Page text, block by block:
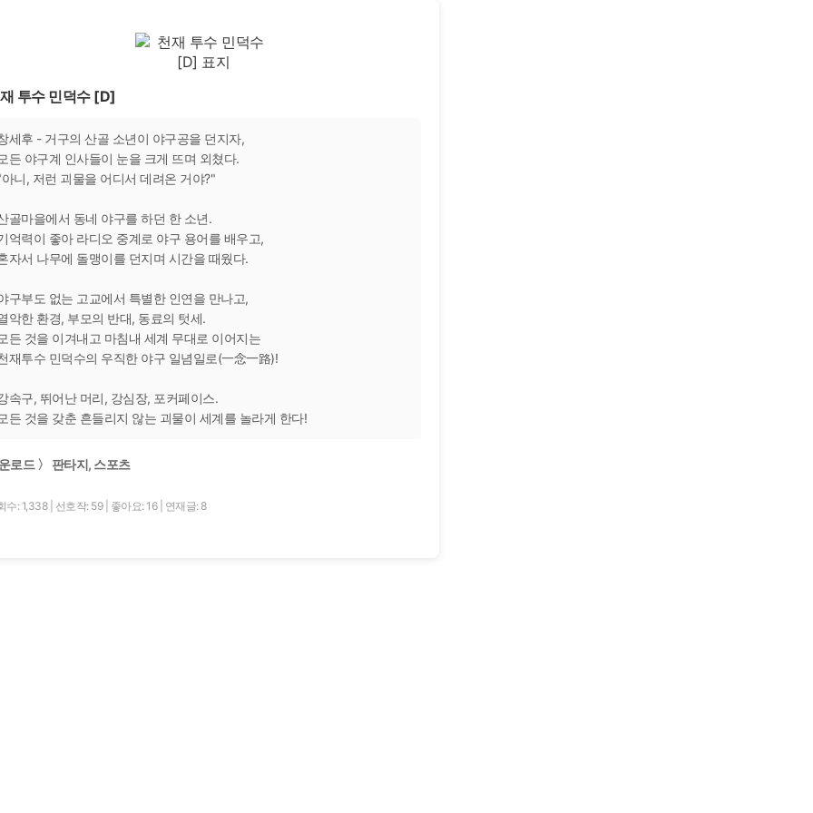
투수 민덕수 [D]
세후 - 거구의 산골 소년이 야구공을 던지자,
든 야구계 인사들이 눈을 크게 뜨며 외쳤다.
니, 저런 괴물을 어디서 데려온 거야?"
골마을에서 동네 야구를 하던 한 소년.
억력이 좋아 라디오 중계로 야구 용어를 배우고,
자서 나무에 돌맹이를 던지며 시간을 때웠다.
구부도 없는 고교에서 특별한 인연을 만나고,
악한 환경, 부모의 반대, 동료의 텃세.
든 것을 이겨내고 마침내 세계 무대로 이어지는
재투수 민덕수의 우직한 야구 일념일로(一念一路)!
속구, 뛰어난 머리, 강심장, 포커페이스.
든 것을 갖춘 흔들리지 않는 괴물이 세계를 놀라게 한다!
로드 〉 판타지, 스포츠
수: 1,338 선호작: 59 좋아요: 16 연재글: 8